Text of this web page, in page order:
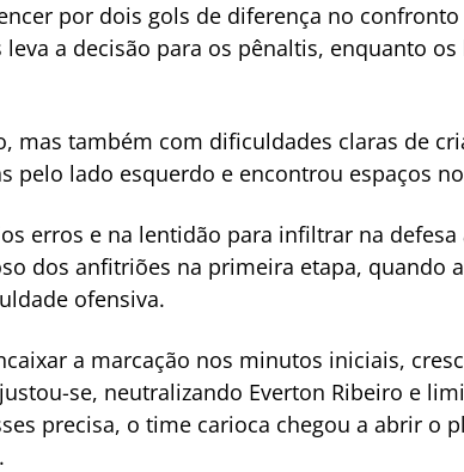
por dois gols de diferença no
a decisão para os pênaltis, enquanto
mas também com dificuldades claras de
pelo lado esquerdo e encontrou espaços
erros e na lentidão para infiltrar na defesa
dos anfitriões na primeira etapa, quando
ofensiva.
a marcação nos minutos iniciais,
se, neutralizando Everton Ribeiro e
precisa, o time carioca chegou a abrir o